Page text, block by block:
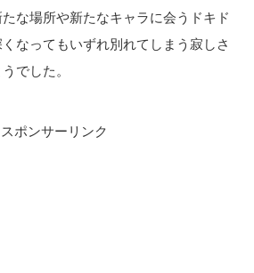
な場所や新たなキャラに会うドキド
なってもいずれ別れてしまう寂しさ
でした。
スポンサーリンク